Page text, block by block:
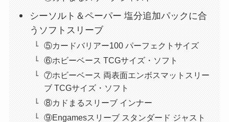
シーソルト＆ペーパー 塩分追加パックに合
うソフトスリーブ
⑤カードバリアー100 パーフェクトサイズ
⑥ホビーベース TCGサイズ・ソフト
⑦ホビーベース 両表面エンボスマットスリー
ブ TCGサイズ・ソフト
⑧カドまるスリーブ インナー
⑨Engamesスリーブ スタンダード ジャスト